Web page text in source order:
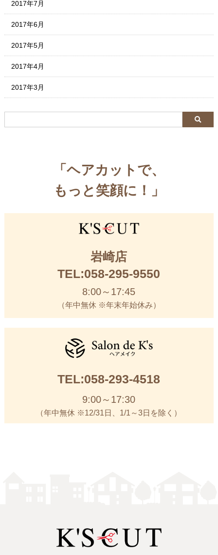
2017年7月
2017年6月
2017年5月
2017年4月
2017年3月
「ヘアカットで、
もっと笑顔に！」
岩崎店
TEL:058-295-9550
8:00～17:45
（年中無休 ※年末年始休み）
TEL:058-293-4518
9:00～17:30
（年中無休 ※12/31日、1/1～3日を除く）